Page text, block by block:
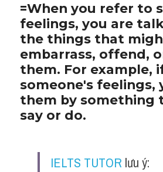
=When you refer to
feelings, you are
the things that
embarrass, offend,
them. For example,
someone's feelings,
them by something
say or do.
IELTS TUTOR lưu ý: